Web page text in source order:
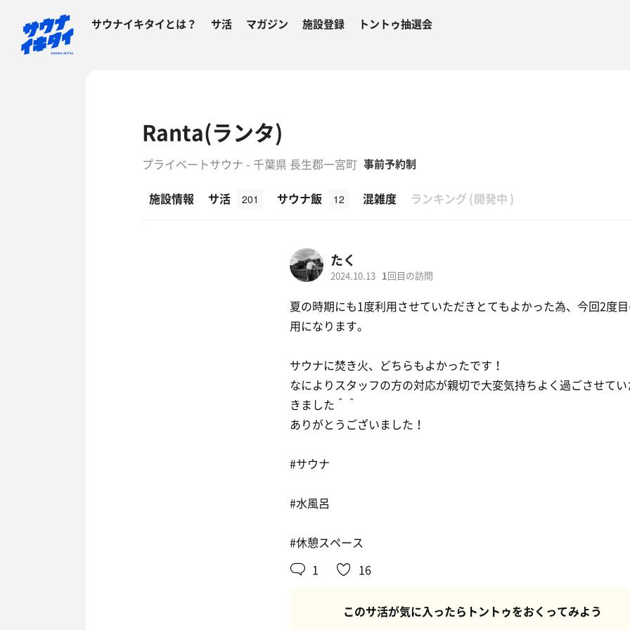
サウナイキタイとは？ サ活 マガジン 施設登録 トントゥ抽選会
Ranta(ランタ)
プライベートサウナ - 千葉県 長生郡一宮町 事前予約制
施設情報 サ活 201 サウナ飯 12 混雑度 ランキング (開発中 )
たく
2024.10.13 1 回目の訪問
夏の時期にも1度利用させていただきとてもよかった為、今回2度
用になります。
サウナに焚き火、どちらもよかったです！
なによりスタッフの方の対応が親切で大変気持ちよく過ごさせて
きました＾＾
ありがとうございました！
#サウナ
#水風呂
#休憩スペース
1
16
このサ活が気に入ったらトントゥをおくってみよう